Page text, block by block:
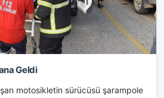
Geldi
motosikletin sürücüsü şarampole